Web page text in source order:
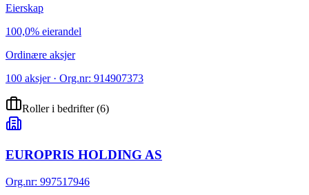
Eierskap
100,0% eierandel
Ordinære aksjer
100 aksjer · Org.nr: 914907373
Roller i bedrifter(6)
EUROPRIS HOLDING AS
Org.nr: 997517946